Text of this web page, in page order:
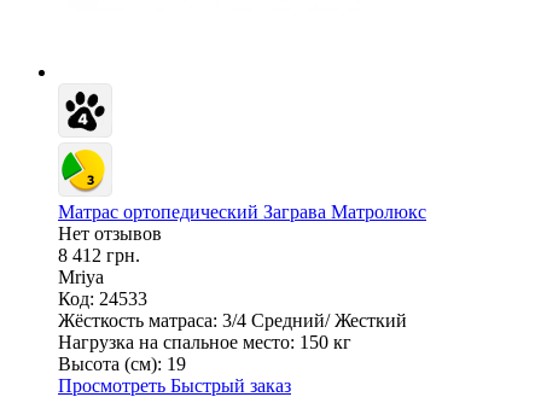
Матрас ортопедический Заграва Матролюкс
Нет отзывов
8 412 грн.
Mriya
Код: 24533
Жёсткость матраса: 3/4 Средний/ Жесткий
Нагрузка на спальное место: 150 кг
Высота (см): 19
Просмотреть Быстрый заказ